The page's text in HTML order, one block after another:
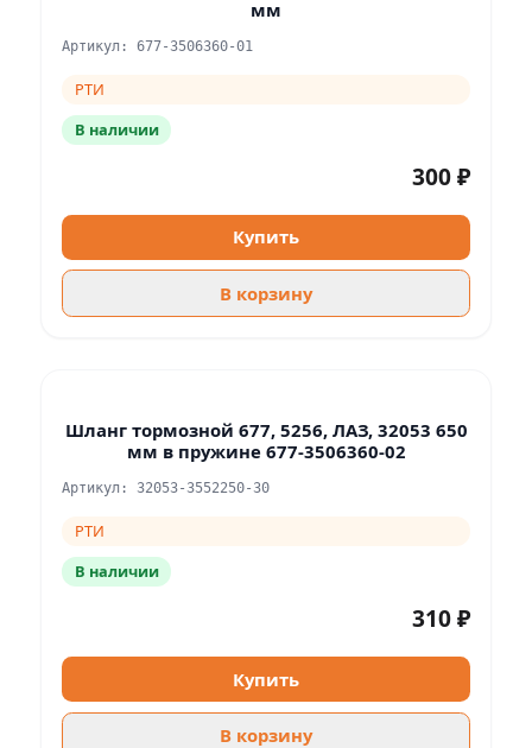
мм
Артикул: 677-3506360-01
РТИ
В наличии
300 ₽
Купить
В корзину
Шланг тормозной 677, 5256, ЛАЗ, 32053 650
мм в пружине 677-3506360-02
Артикул: 32053-3552250-30
РТИ
В наличии
310 ₽
Купить
В корзину